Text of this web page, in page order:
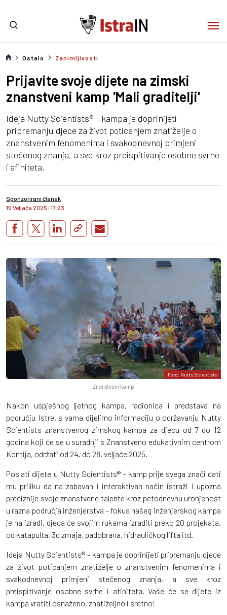
Ostalo Zanimljivosti
Prijavite svoje dijete na zimski
znanstveni kamp 'Mali graditelji'
Ideja Nutty Scientists® - kampa je doprinijeti
pripremanju djece za život poticanjem znatiželje o
znanstvenim fenomenima i svakodnevnoj primjeni
stečenog znanja, a sve kroz preispitivanje osobne svrhe
i afiniteta.
Sponzorirani članak
15 Veljača 2025 I 17:23
Foto: Nutty Scientists
Znanstveni kamp
Nakon uspješnog ljetnog kampa, radionica i predstava na
području Istre, s vama dijelimo informaciju o održavanju Nutty
Scientists znanstvenog zimskog kampa za djecu od 7 do 12
godina koji će se u suradnji s Znanstveno edukativnim centrom
Kontija, održati od 24. do 28. veljače 2025.
Poslati dijete u Nutty Scientists® - kamp prije svega znači dati
mu priliku da na zabavan i interaktivan način istraži i upozna
preciznije svoje znanstvene talente kroz petodnevnu uronjenost
u razna područja inženjerstva - fokus našeg inženjerskog kampa
je na izradi, djeca će svojim rukama izraditi preko 20 projekata,
od katapulta, 3d zmaja, padobrana, hidrauličkog lifta itd.
Ideja Nutty Scientists® - kampa je doprinijeti pripremanju djece
za život poticanjem znatiželje o znanstvenim fenomenima i
svakodnevnoj primjeni stečenog znanja, a sve kroz
preispitivanje osobne svrhe i afiniteta. Vaše će se dijete iz
kampa vratiti osnaženo, znatiželjno i sretno!